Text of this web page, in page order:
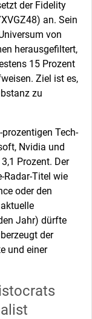
der Fidelity
an. Sein
von
herausgefiltert,
15 Prozent
Ziel ist es,
zu
Tech-
Nvidia und
Prozent. Der
Radar-Titel wie
oder den
Jahr) dürfte
der
und einer